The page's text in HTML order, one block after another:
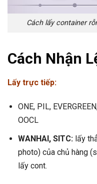
Cách lấy container
Cách Nhận
Lấy trực tiếp:
ONE, PIL,
OOCL
WANHAI, SITC:lấy
photo) của chủ hàng
lấy cont.